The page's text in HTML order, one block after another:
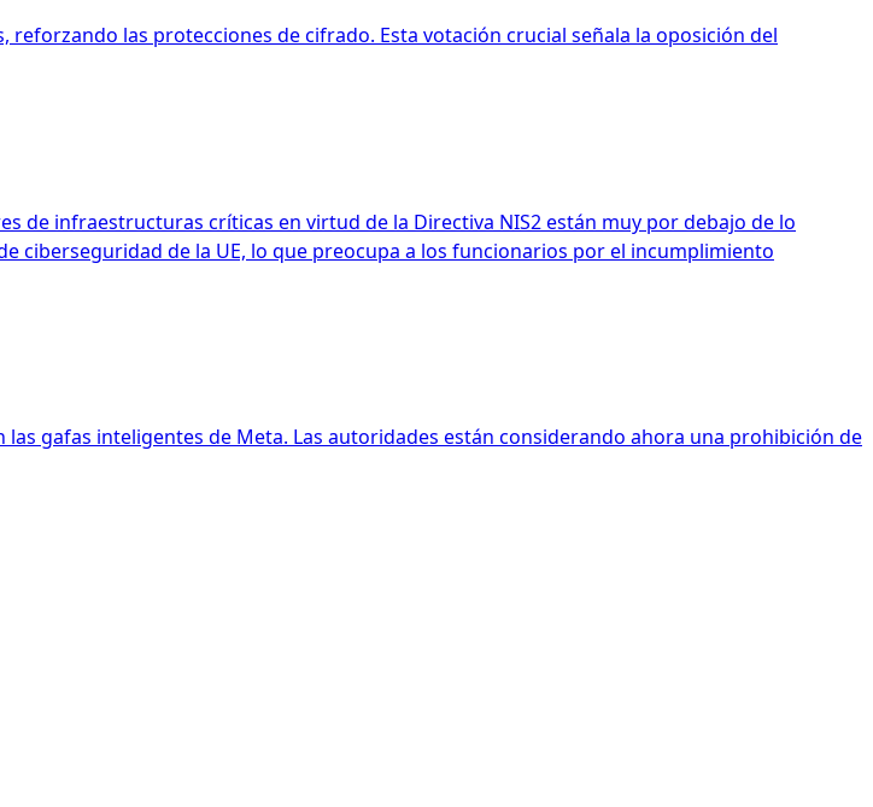
las protecciones de cifrado. Esta votación crucial señala la oposición del
de infraestructuras críticas en virtud de la Directiva NIS2 están muy por debajo de lo
ciberseguridad de la UE, lo que preocupa a los funcionarios por el incumplimiento
gafas inteligentes de Meta. Las autoridades están considerando ahora una prohibición de